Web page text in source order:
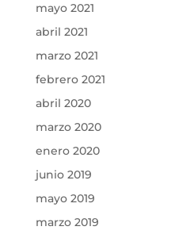
mayo 2021
abril 2021
marzo 2021
febrero 2021
abril 2020
marzo 2020
enero 2020
junio 2019
mayo 2019
marzo 2019